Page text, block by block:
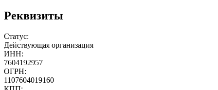
Реквизиты
Статус:
Действующая организация
ИНН:
7604192957
ОГРН:
1107604019160